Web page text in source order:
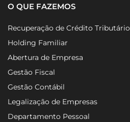
O QUE FAZEMOS
Recuperação de Crédito Tributário
Holding Familiar
Abertura de Empresa
Gestão Fiscal
Gestão Contábil
Legalização de Empresas
Departamento Pessoal